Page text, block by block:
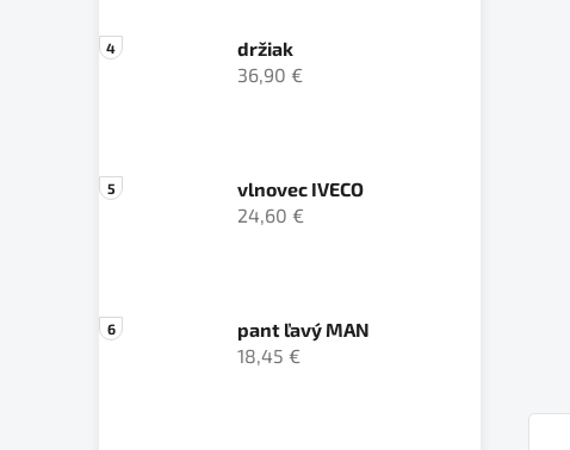
držiak
36,90 €
vlnovec IVECO
24,60 €
pant ľavý MAN
18,45 €